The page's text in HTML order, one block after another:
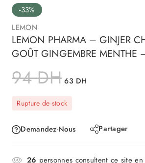
-33%
LEMON
LEMON PHARMA – GINJER
GOÛT GINGEMBRE MENTHE
94DH 63 DH
Rupture de stock
Demandez-Nous Partager
26 personnes consultent ce site